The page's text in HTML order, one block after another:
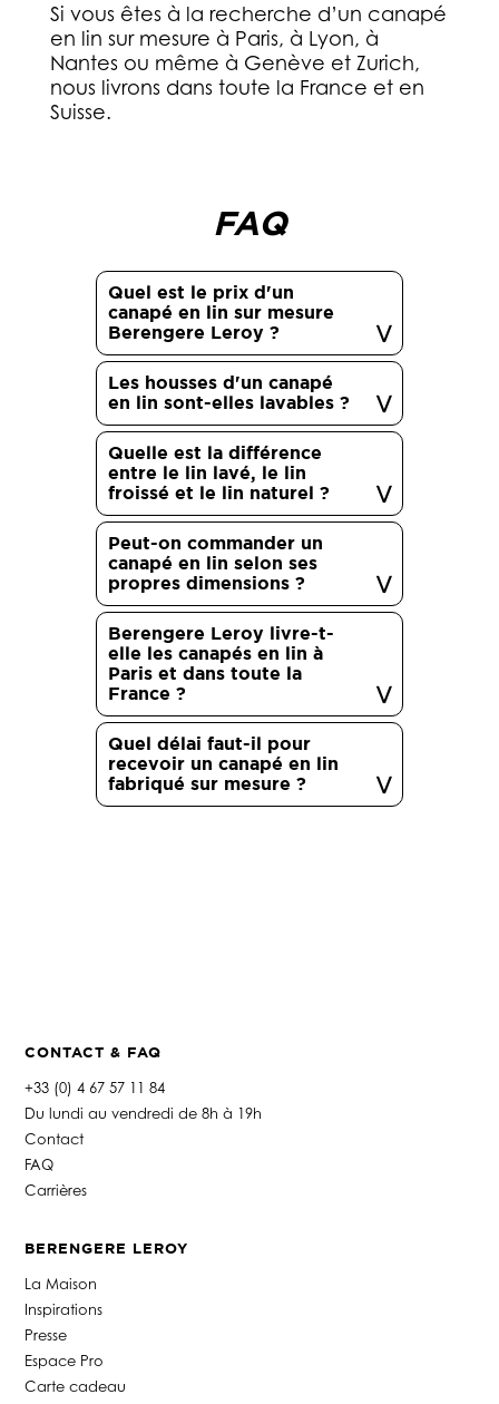
Si vous êtes à la recherche d’un canapé
en lin sur mesure à Paris, à Lyon, à
Nantes ou même à Genève et Zurich,
nous livrons dans toute la France et en
Suisse.
FAQ
Quel est le prix d'un
canapé en lin sur mesure
Berengere Leroy ?
Les housses d'un canapé
en lin sont-elles lavables ?
Quelle est la différence
entre le lin lavé, le lin
froissé et le lin naturel ?
Peut-on commander un
canapé en lin selon ses
propres dimensions ?
Berengere Leroy livre-t-
elle les canapés en lin à
Paris et dans toute la
France ?
Quel délai faut-il pour
recevoir un canapé en lin
fabriqué sur mesure ?
CONTACT & FAQ
+33 (0) 4 67 57 11 84
Du lundi au vendredi de 8h à 19h
Contact
FAQ
Carrières
BERENGERE LEROY
La Maison
Inspirations
Presse
Espace Pro
Carte cadeau